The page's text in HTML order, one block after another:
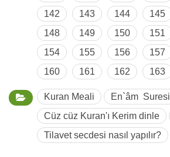
142
143 144 145
148
149 150 151
154
155 156 157
160
161 162 163
Kuran Meali
En`âm Suresi
Cüz cüz Kuran'ı Kerim dinle
Tilavet secdesi nasıl yapılır?